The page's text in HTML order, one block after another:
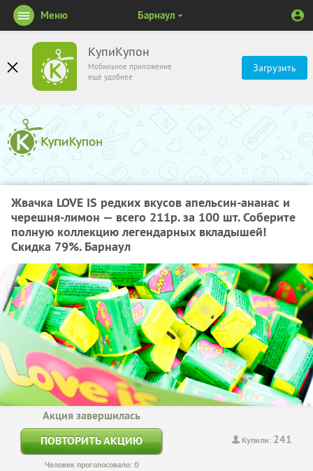
КупиКупон
Мобильное приложение
ещё удобнее
Загрузить
Меню Барнаул
Жвачка LOVE IS редких вкусов апельсин-ананас и
черешня-лимон — всего 211р. за 100 шт. Соберите
полную коллекцию легендарных вкладышей!
Скидка 79%. Барнаул
Купили: 241
Акция завершилась
ПОВТОРИТЬ АКЦИЮ
Человек проголосовало: 0